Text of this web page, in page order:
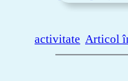
activitate Articol